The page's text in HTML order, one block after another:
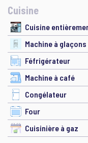
Cuisine
Cuisine
Machine à glaçons
Féfrigérateur
Machine à café
Congélateur
Four
Cuisinière à gaz